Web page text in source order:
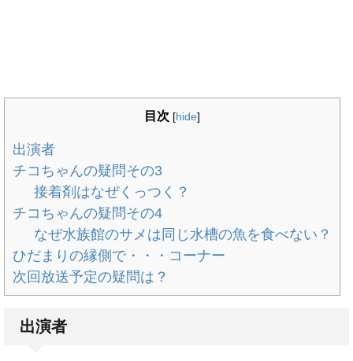
目次 [hide]
出演者
チコちゃんの疑問その3
接着剤はなぜくっつく？
チコちゃんの疑問その4
なぜ水族館のサメは同じ水槽の魚を食べない？
ひだまりの縁側で・・・コーナー
次回放送予定の疑問は？
出演者